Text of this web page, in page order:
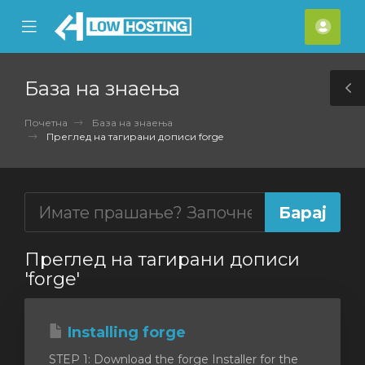
Mobile
Menu
База на знаења
Почетна
База на знаења
Преглед на тагирани дописи forge
Преглед на тагирани дописи
'forge'
Installing forge
STEP 1: Download the forge Installer for the